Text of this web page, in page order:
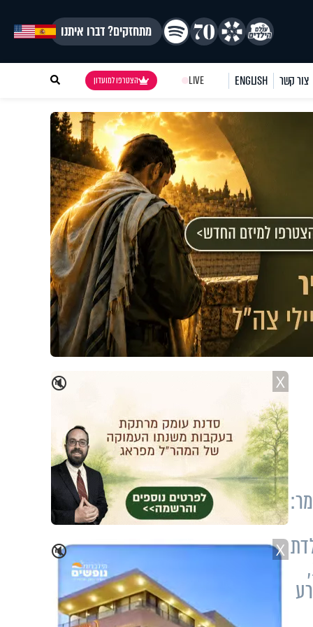
מתחזקים? דברו איתנו
צור קשר ENGLISH
LIVE הצטרפו למועדון
🔇 X
🔇 X